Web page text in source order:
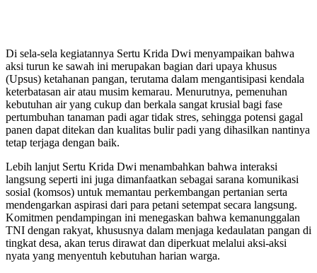
Di sela-sela kegiatannya Sertu Krida Dwi menyampaikan bahwa
aksi turun ke sawah ini merupakan bagian dari upaya khusus
(Upsus) ketahanan pangan, terutama dalam mengantisipasi kendala
keterbatasan air atau musim kemarau. Menurutnya, pemenuhan
kebutuhan air yang cukup dan berkala sangat krusial bagi fase
pertumbuhan tanaman padi agar tidak stres, sehingga potensi gagal
panen dapat ditekan dan kualitas bulir padi yang dihasilkan nantinya
tetap terjaga dengan baik.
Lebih lanjut Sertu Krida Dwi menambahkan bahwa interaksi
langsung seperti ini juga dimanfaatkan sebagai sarana komunikasi
sosial (komsos) untuk memantau perkembangan pertanian serta
mendengarkan aspirasi dari para petani setempat secara langsung.
Komitmen pendampingan ini menegaskan bahwa kemanunggalan
TNI dengan rakyat, khususnya dalam menjaga kedaulatan pangan di
tingkat desa, akan terus dirawat dan diperkuat melalui aksi-aksi
nyata yang menyentuh kebutuhan harian warga.